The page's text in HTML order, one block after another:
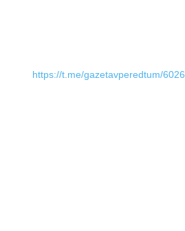
https://t.me/gazetavperedtum/6026